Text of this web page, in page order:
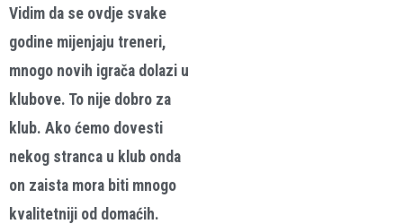
Vidim da se ovdje svake
godine mijenjaju treneri,
mnogo novih igrača dolazi u
klubove. To nije dobro za
klub. Ako ćemo dovesti
nekog stranca u klub onda
on zaista mora biti mnogo
kvalitetniji od domaćih.